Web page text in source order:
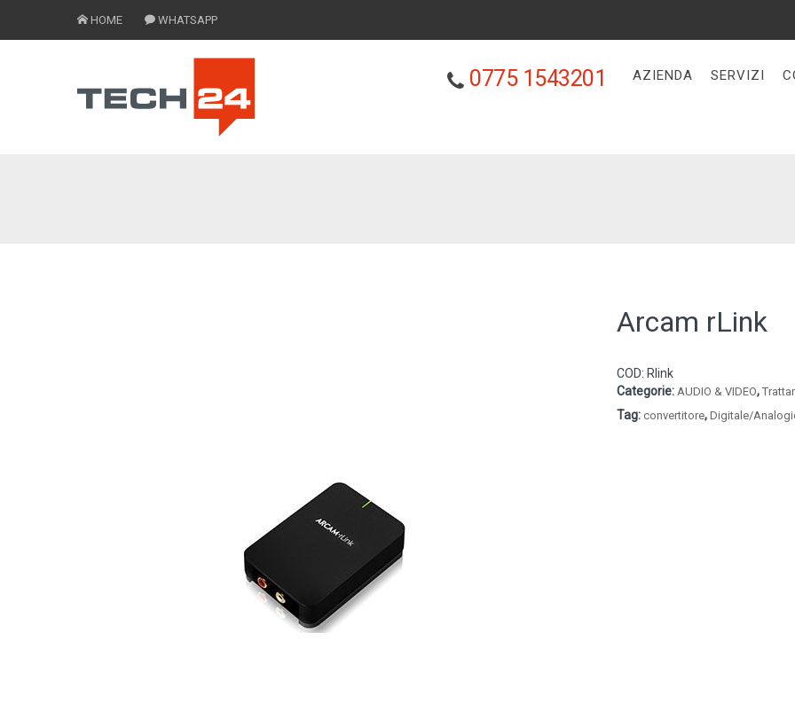
HOME WHATSAPP
0775 1543201 AZIENDA SERVIZI
Arcam rLink
COD: Rlink
Categorie: AUDIO & VIDEO,
Tag:convertitore,Digitale/